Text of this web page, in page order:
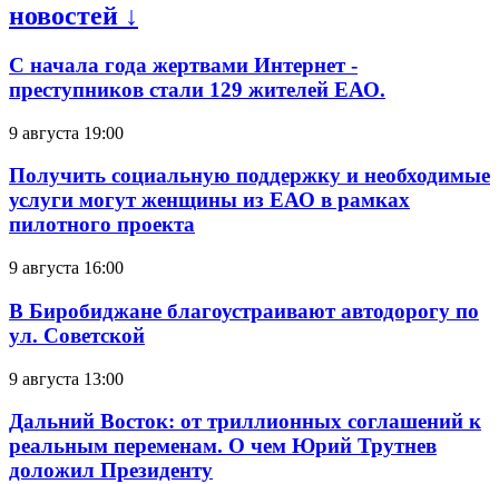
новостей ↓
С начала года жертвами Интернет -
преступников стали 129 жителей ЕАО.
9 августа 19:00
Получить социальную поддержку и необходимые
услуги могут женщины из ЕАО в рамках
пилотного проекта
9 августа 16:00
В Биробиджане благоустраивают автодорогу по
ул. Советской
9 августа 13:00
Дальний Восток: от триллионных соглашений к
реальным переменам. О чем Юрий Трутнев
доложил Президенту